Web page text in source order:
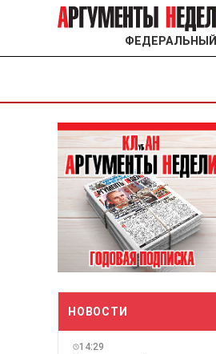
ФЕДЕРАЛЬНЫЙ
НОВОСТИ
14:29